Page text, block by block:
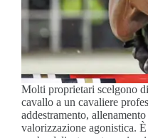
Molti proprietari scelgono
cavallo a un cavaliere
addestramento,
valorizzazione agonistica.